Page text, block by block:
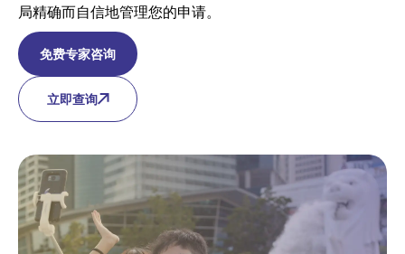
局精确而自信地管理您的申请。
免费专家咨询
立即查询